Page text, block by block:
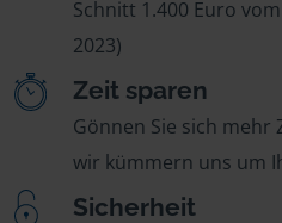
Schnitt 1.400 Euro
2023)
Zeit sparen
Gönnen Sie sich mehr
wir kümmern uns um
Sicherheit